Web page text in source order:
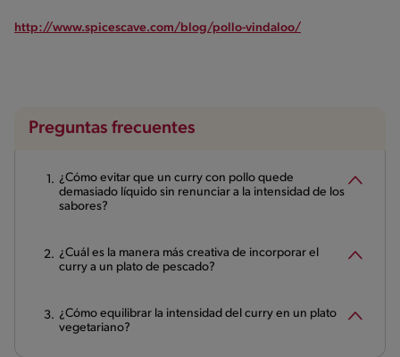
http://www.spicescave.com/blog/pollo-vindaloo/
Preguntas frecuentes
¿Cómo evitar que un curry con pollo quede
demasiado líquido sin renunciar a la intensidad de los
sabores?
¿Cuál es la manera más creativa de incorporar el
curry a un plato de pescado?
¿Cómo equilibrar la intensidad del curry en un plato
vegetariano?